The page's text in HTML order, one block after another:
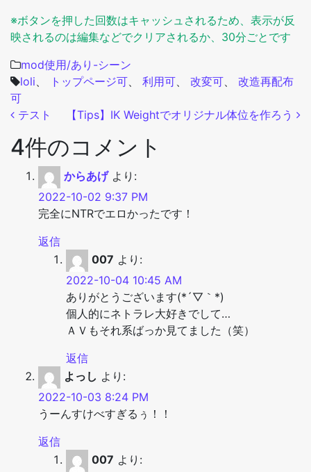
※ボタンを押した回数はキャッシュされるため、表示が反
映されるのは編集などでクリアされるか、30分ごとです
mod使用/あり-シーン
loli
トップページ可 利用可 改変可
改造再配布
可
投稿ナビゲーション
テスト 【Tips】IK Weightでオリジナル体位を作ろう
4件のコメント
からあげ より:
2022-10-02 9:37 PM
完全にNTRでエロかったです！
返信
007 より:
2022-10-04 10:45 AM
ありがとうございます(*´▽｀*)
個人的にネトラレ大好きでして…
ＡＶもそれ系ばっか見てました（笑）
返信
よっし より:
2022-10-03 8:24 PM
うーんすけべすぎるぅ！！
返信
007 より: